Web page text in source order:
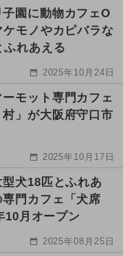
園に動物カフェO
モノやカピバラな
ふれあえる
2025年10月24日
モット専門カフェ
村」が大阪府守口市
2025年10月17日
犬18匹とふれあ
門カフェ「犬席
10月オープン
2025年08月25日